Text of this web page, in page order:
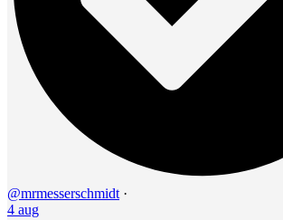
@mrmesserschmidt ·
4 aug